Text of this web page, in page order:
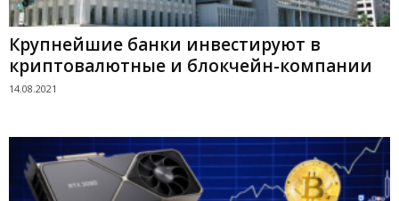
Крупнейшие банки инвестируют в
криптовалютные и блокчейн-компании
14.08.2021